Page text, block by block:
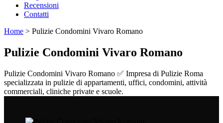
Recensioni
Contatti
Home > Pulizie Condomini Vivaro Romano
Pulizie Condomini Vivaro Romano
Pulizie Condomini Vivaro Romano ✅ Impresa di Pulizie Roma
specializzata in pulizie di appartamenti, uffici, condomini, attività
commerciali, cliniche private e scuole.